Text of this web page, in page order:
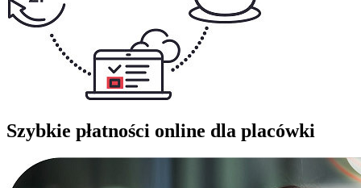
Szybkie płatności online dla placówki